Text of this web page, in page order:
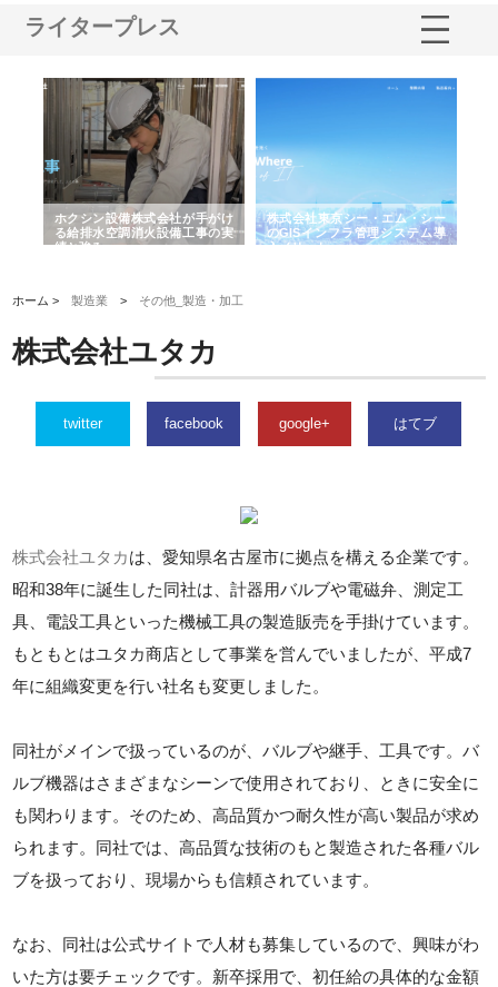
ライタープレス
ホクシン設備株式会社が手がけ
る給排水空調消火設備工事の実
績と強み
株式会社東京シー・エム・シー
のGISインフラ管理システム導
入メリット
ホーム >製造業 > その他_製造・加工
株式会社ユタカ
twitter facebook google+ はてブ
株式会社ユタカは、愛知県名古屋市に拠点を構える企業です。
昭和38年に誕生した同社は、計器用バルブや電磁弁、測定工
具、電設工具といった機械工具の製造販売を手掛けています。
もともとはユタカ商店として事業を営んでいましたが、平成7
年に組織変更を行い社名も変更しました。
同社がメインで扱っているのが、バルブや継手、工具です。バ
ルブ機器はさまざまなシーンで使用されており、ときに安全に
も関わります。そのため、高品質かつ耐久性が高い製品が求め
られます。同社では、高品質な技術のもと製造された各種バル
ブを扱っており、現場からも信頼されています。
なお、同社は公式サイトで人材も募集しているので、興味がわ
いた方は要チェックです。新卒採用で、初任給の具体的な金額